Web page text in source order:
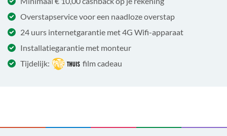
Overstapservice voor een naadloze overstap
24 uurs internetgarantie met 4G Wifi-apparaat
Installatiegarantie met monteur
Tijdelijk:
film cadeau